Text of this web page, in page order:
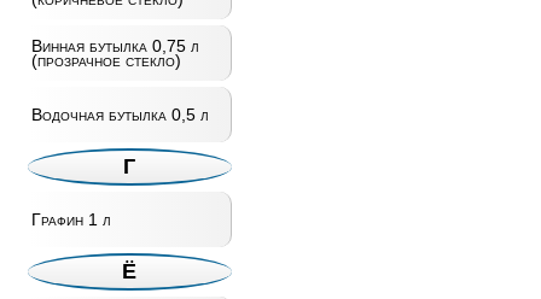
Винная бутылка 0,75 л
(прозрачное стекло)
Водочная бутылка 0,5 л
Г
Графин 1 л
Ё